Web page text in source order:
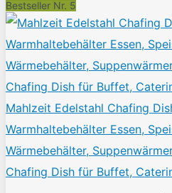
Bestseller Nr. 5
Mahlzeit Edelstahl Chafing
Warmhaltebehälter Essen,
Wärmebehälter,
Chafing Dish für Buffet,